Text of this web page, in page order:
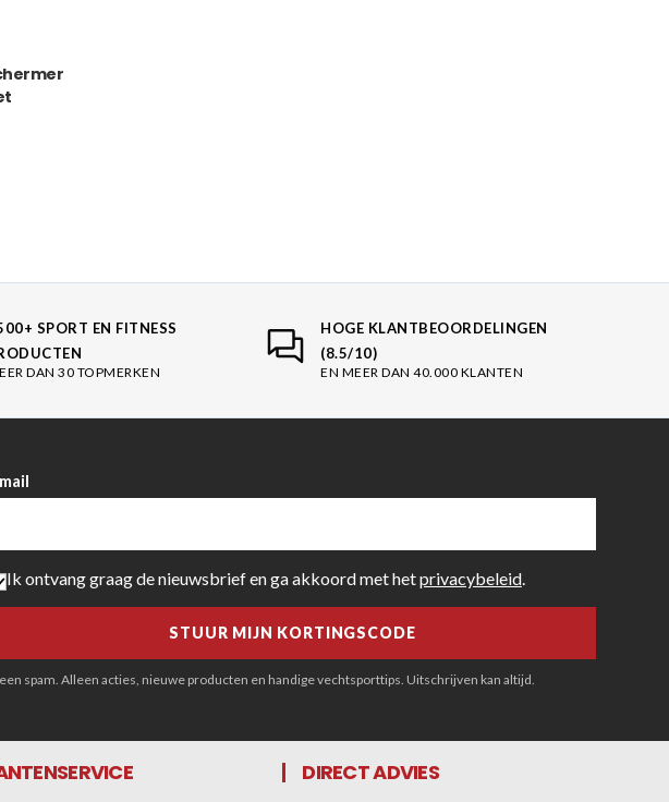
SPORT EN FITNESS
DAN 30 TOPMERKEN
HOGE KLANTBEOORDELINGEN
(8.5/10)
EN MEER DAN 40.000 KLANTEN
Ik ontvang graag de nieuwsbrief en ga akkoord met hetprivacybeleid.
spam. Alleen acties, nieuwe producten en handige vechtsporttips. Uitschrijven kan altijd.
DIRECT ADVIES